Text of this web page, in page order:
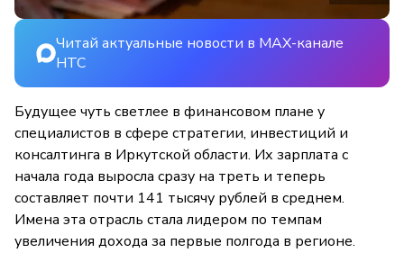
Читай актуальные новости в MAX-канале
НТС
Будущее чуть светлее в финансовом плане у
специалистов в сфере стратегии, инвестиций и
консалтинга в Иркутской области. Их зарплата с
начала года выросла сразу на треть и теперь
составляет почти 141 тысячу рублей в среднем.
Имена эта отрасль стала лидером по темпам
увеличения дохода за первые полгода в регионе.